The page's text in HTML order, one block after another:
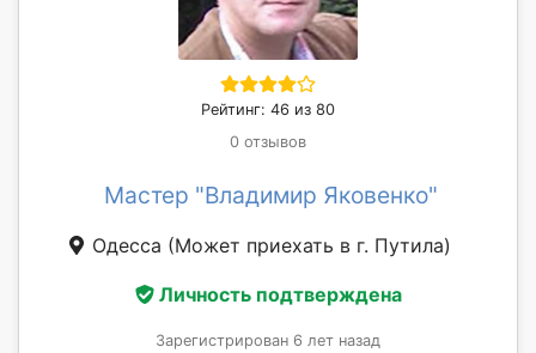
Рейтинг: 46 из 80
0 отзывов
Мастер "Владимир Яковенко"
Одесса (Может приехать в г. Путила)
Личность подтверждена
Зарегистрирован 6 лет назад